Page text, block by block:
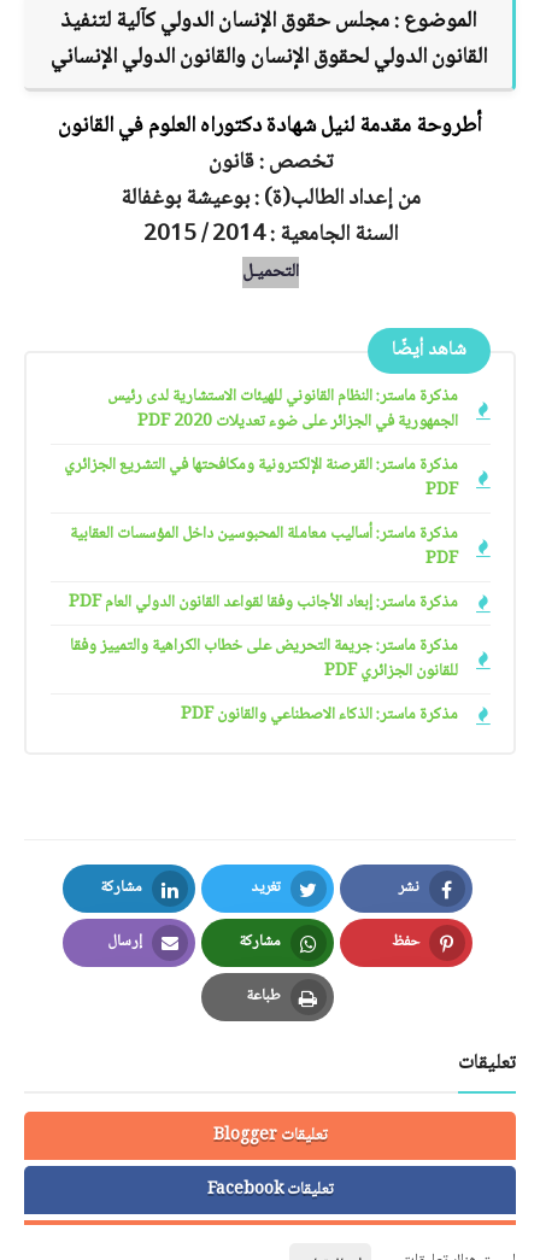
الموضوع :مجلس حقوق الإنسان الدولي كآلية لتنفيذ
القانون الدولي لحقوق الإنسان والقانون الدولي الإنساني
أطروحة مقدمة لنيل شهادة دكتوراه العلوم في القانون
تخصص : قانون
من إعداد الطالب(ة) : بوعيشة بوغفالة
السنة الجامعية : 2014 / 2015
التحميـل
شاهد أيضًا
مذكرة ماستر: النظام القانوني للهيئات الاستشارية لدى رئيس
الجمهورية في الجزائر على ضوء تعديلات 2020 PDF
مذكرة ماستر: القرصنة الإلكترونية ومكافحتها في التشريع الجزائري
PDF
مذكرة ماستر: أساليب معاملة المحبوسين داخل المؤسسات العقابية
PDF
مذكرة ماستر: إبعاد الأجانب وفقا لقواعد القانون الدولي العام PDF
مذكرة ماستر: جريمة التحريض على خطاب الكراهية والتمييز وفقا
للقانون الجزائري PDF
مذكرة ماستر: الذكاء الاصطناعي والقانون PDF
نشر
Facebook
تغريد
Twitter
مشاركة
LinkedIn
حفظ
Pinterest
مشاركة
Whatsapp
إرسال
Email
طباعة
Print
تعليقات
تعليقات Blogger
تعليقات Facebook